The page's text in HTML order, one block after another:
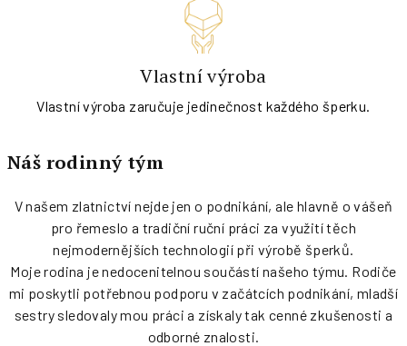
Vlastní výroba
Vlastní výroba zaručuje jedinečnost každého šperku.
Náš rodinný tým
V našem zlatnictví nejde jen o podnikání, ale hlavně o vášeň
pro řemeslo a tradiční ruční práci za využití těch
nejmodernějších technologií při výrobě šperků.
Moje rodina je nedocenitelnou součástí našeho týmu. Rodiče
mi poskytli potřebnou podporu v začátcích podnikání, mladší
sestry sledovaly mou práci a získaly tak cenné zkušenosti a
odborné znalosti.